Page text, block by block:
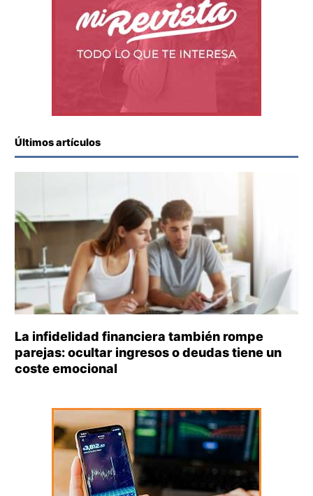
Últimos artículos
La infidelidad financiera también rompe
parejas: ocultar ingresos o deudas tiene un
coste emocional